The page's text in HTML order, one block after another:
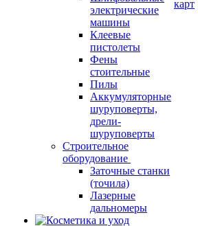
электрические
машины
Клеевые
пистолеты
Фены
стоительные
Пилы
Аккумуляторные
шуруповерты,
дрели-
шуруповерты
Строительное
оборудование
Заточные станки
(точила)
Лазерные
дальномеры
карт